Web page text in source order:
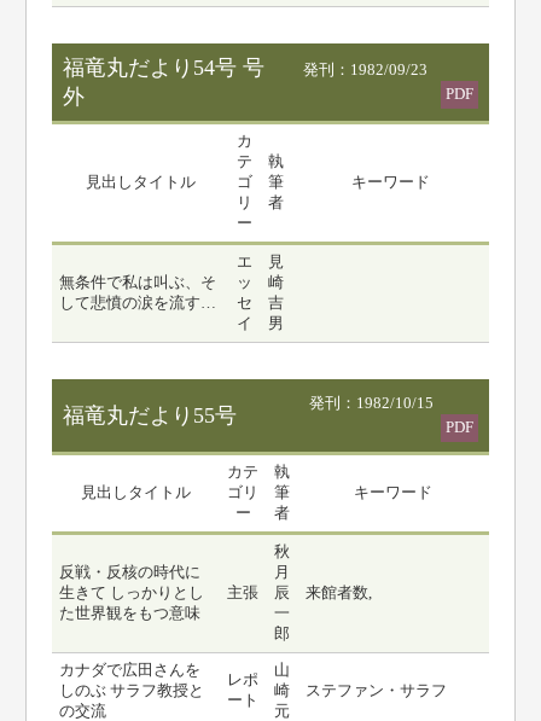
福竜丸だより54号 号
外
発刊：1982/09/23
PDF
見出しタイトル
カ
テ
ゴ
リ
ー
執
筆
者
キーワード
無条件で私は叫ぶ、そ
して悲憤の涙を流す…
エ
ッ
セ
イ
見
崎
吉
男
福竜丸だより55号
発刊：1982/10/15
PDF
見出しタイトル
カテ
ゴリ
ー
執
筆
者
キーワード
反戦・反核の時代に
生きて しっかりとし
た世界観をもつ意味
主張
秋
月
辰
一
郎
来館者数,
カナダで広田さんを
しのぶ サラフ教授と
の交流
レポ
ート
山
崎
元
ステファン・サラフ